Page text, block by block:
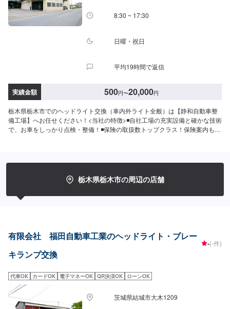
8:30 ~ 17:30
日曜・祝日
平均19時間で返信
実績金額 500円〜20,000円
栃木県栃木市でのヘッドライト交換（車内外ライト全般）は【静和自動車整
備工場】へお任せください！<当社の特徴>◾自社工場の充実設備と確かな技術
で、お車をしっかり点検・整備！◾保険の取扱数トップクラス！保険案内もお
いただければ作業開始【4】仕上がり次第納車-----納期について-----納期は通
常1日～2日程度で納車となります。納期は前後する場合がございます。予め
中は代車をご利用ください。※代車の燃料代はお客様にご負担いただいており
受付はスタッフへ「メンテモで予約しました」とお伝えください。ご案内い
たします。【定休日・営業時間】定休日：日曜日、祝日営業時間：
8:30~17:30
栃木県栃木市の周辺の店舗
有限会社 福田自動車工業のヘッドライト・ブレー
キランプ交換
-(-件)
代車OK カードOK 電子マネーOK QR決済OK ローンOK
茨城県結城市大木1209